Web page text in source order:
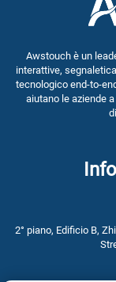
Awstouch è un
interattive,
tecnologico end-to-
aiutano le aziende
2° piano, Edificio B,